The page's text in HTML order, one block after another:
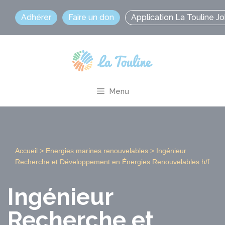
contenu
Adhérer Faire un don Application La Touline
Menu
Accueil > Energies marines renouvelables > Ingénieur
Recherche et Développement en Énergies Renouvelables h/f
Ingénieur